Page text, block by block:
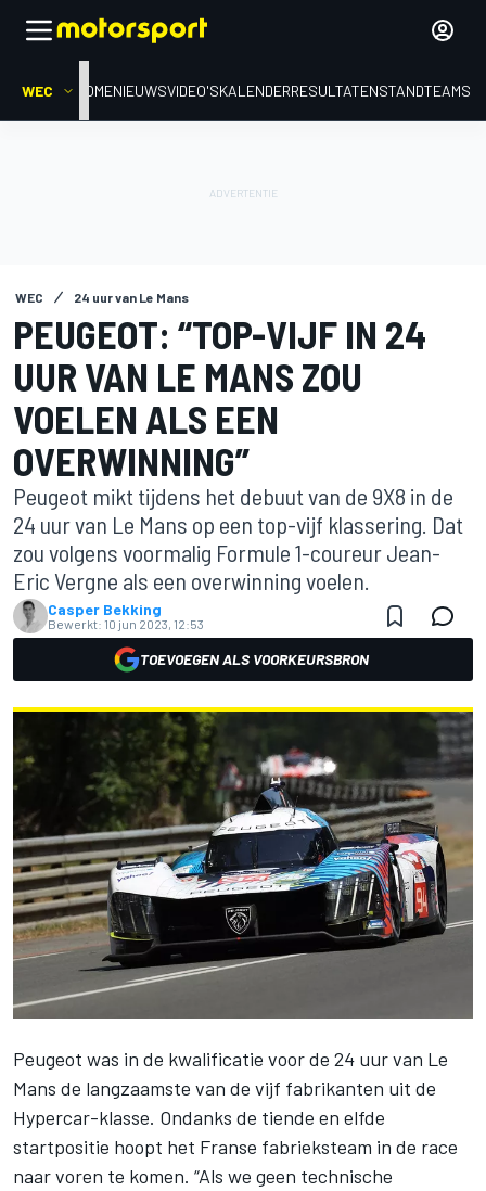
WEC HOMENIEUWSVIDEO'SKALENDERRESULTATENSTANDTEAMS
WEC 24 uur van Le Mans
PEUGEOT: “TOP-VIJF IN 24
UUR VAN LE MANS ZOU
VOELEN ALS EEN
OVERWINNING”
Peugeot mikt tijdens het debuut van de 9X8 in de
24 uur van Le Mans op een top-vijf klassering. Dat
zou volgens voormalig Formule 1-coureur Jean-
Eric Vergne als een overwinning voelen.
Casper Bekking
Bewerkt: 10 jun 2023, 12:53
TOEVOEGEN ALS VOORKEURSBRON
Peugeot was in de kwalificatie voor de 24 uur van Le
Mans de langzaamste van de vijf fabrikanten uit de
Hypercar-klasse. Ondanks de tiende en elfde
startpositie hoopt het Franse fabrieksteam in de race
naar voren te komen. “Als we geen technische